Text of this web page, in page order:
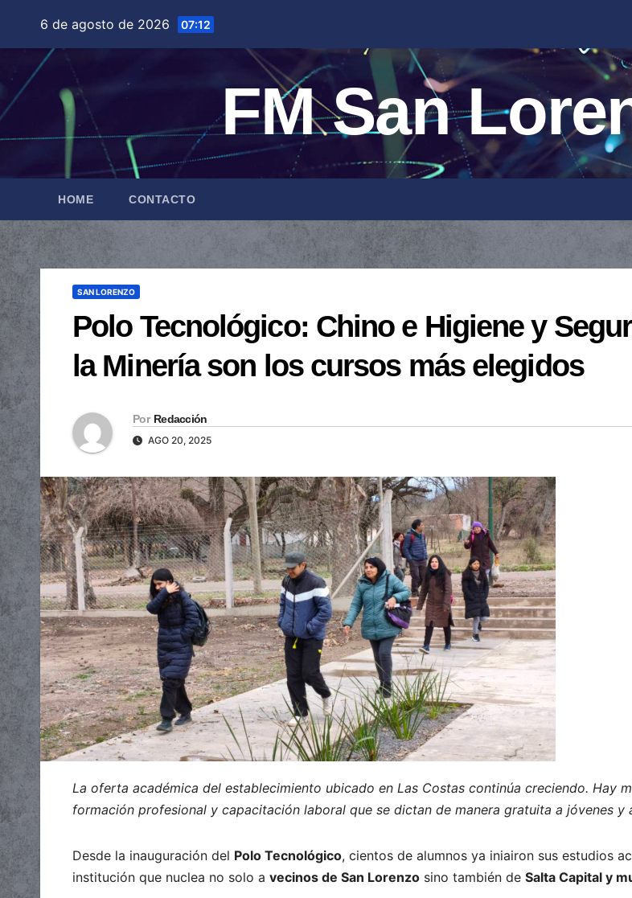
contenido
6 de agosto de 2026 07:12
FM San
HOME CONTACTO
SAN LORENZO
Polo Tecnológico: Chino e Higiene y
la Minería son los cursos más elegidos
Por Redacción
AGO 20, 2025
La oferta académica del establecimiento ubicado en Las Costas continúa creciendo. Hay
formación profesional y capacitación laboral que se dictan de manera gratuita a jóvenes y
Desde la inauguración del Polo Tecnológico, cientos de alumnos ya iniairon sus estudios
institución que nuclea no solo a vecinos de San Lorenzo sino también de Salta Capital y